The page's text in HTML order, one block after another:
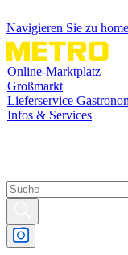
Navigieren Sie zu
Online-Marktplatz
Großmarkt
Lieferservice
Infos & Services